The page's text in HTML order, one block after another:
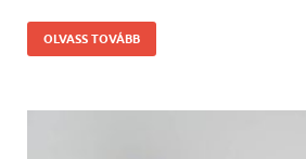
OLVASS TOVÁBB